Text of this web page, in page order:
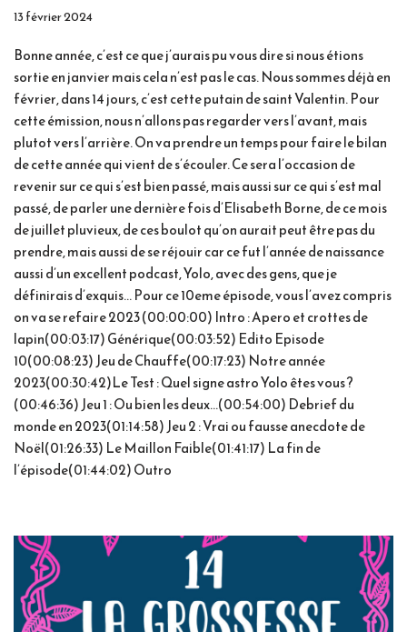
13 février 2024
Bonne année, c’est ce que j’aurais pu vous dire si nous étions
sortie en janvier mais cela n’est pas le cas. Nous sommes déjà en
février, dans 14 jours, c’est cette putain de saint Valentin. Pour
cette émission, nous n’allons pas regarder vers l’avant, mais
plutot vers l’arrière. On va prendre un temps pour faire le bilan
de cette année qui vient de s’écouler. Ce sera l’occasion de
revenir sur ce qui s’est bien passé, mais aussi sur ce qui s’est mal
passé, de parler une dernière fois d’Elisabeth Borne, de ce mois
de juillet pluvieux, de ces boulot qu’on aurait peut être pas du
prendre, mais aussi de se réjouir car ce fut l’année de naissance
aussi d’un excellent podcast, Yolo, avec des gens, que je
définirais d’exquis… Pour ce 10eme épisode, vous l’avez compris
on va se refaire 2023 (00:00:00) Intro : Apero et crottes de
lapin(00:03:17) Générique(00:03:52) Edito Episode
10(00:08:23) Jeu de Chauffe(00:17:23) Notre année
2023(00:30:42)Le Test : Quel signe astro Yolo êtes vous ?
(00:46:36) Jeu 1 : Ou bien les deux…(00:54:00) Debrief du
monde en 2023(01:14:58) Jeu 2 : Vrai ou fausse anecdote de
Noël(01:26:33) Le Maillon Faible(01:41:17) La fin de
l’épisode(01:44:02) Outro